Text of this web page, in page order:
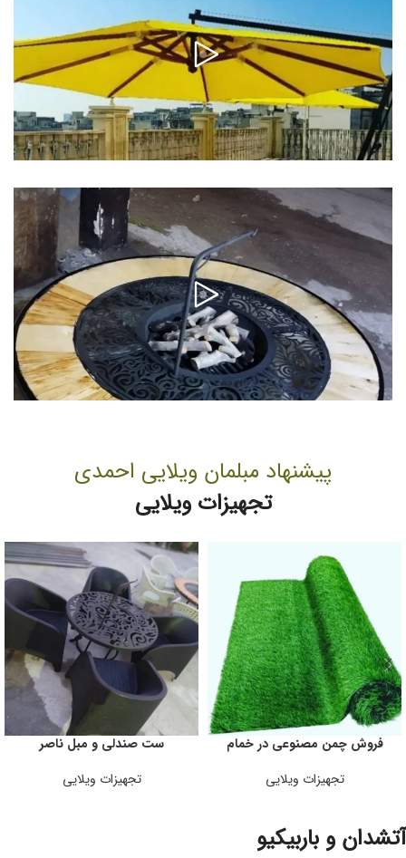
پیشنهاد مبلمان ویلایی احمدی
تجهیزات ویلایی
فروش چمن مصنوعی در خمام
تجهیزات ویلایی
ست صندلی و مبل ناصر
تجهیزات ویلایی
آتشدان و باربیکیو